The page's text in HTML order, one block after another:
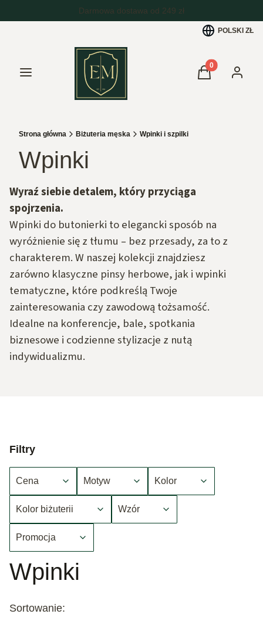
POLSKI ZŁ
Menu Produkty w
Koszyk Zaloguj
Strona główna Biżuteria męska Wpinki i szpilki
Wpinki
Wyraź siebie detalem, który przyciąga
spojrzenia.
Wpinki do butonierki to elegancki sposób na
wyróżnienie się z tłumu – bez przesady, za to z
charakterem. W naszej kolekcji znajdziesz
zarówno klasyczne pinsy herbowe, jak i wpinki
tematyczne, które podkreślą Twoje
zainteresowania czy zawodową tożsamość.
Idealne na konferencje, bale, spotkania
biznesowe i codzienne stylizacje z nutą
indywidualizmu.
Filtry
Cena Motyw Kolor
Kolor biżuterii Wzór
Promocja
Koniec filtrów
Wpinki
Lista produktów
Sortowanie: